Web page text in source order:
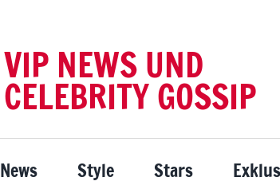
VIP NEWS UND
CELEBRITY GOSSIP
News Style Stars